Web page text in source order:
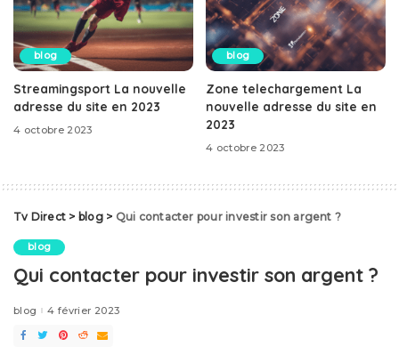
blog
Streamingsport La nouvelle
adresse du site en 2023
4 octobre 2023
blog
Zone telechargement La
nouvelle adresse du site en
2023
4 octobre 2023
Tv Direct > blog> Qui contacter pour investir son argent ?
blog
Qui contacter pour investir son argent ?
blog 4 février 2023